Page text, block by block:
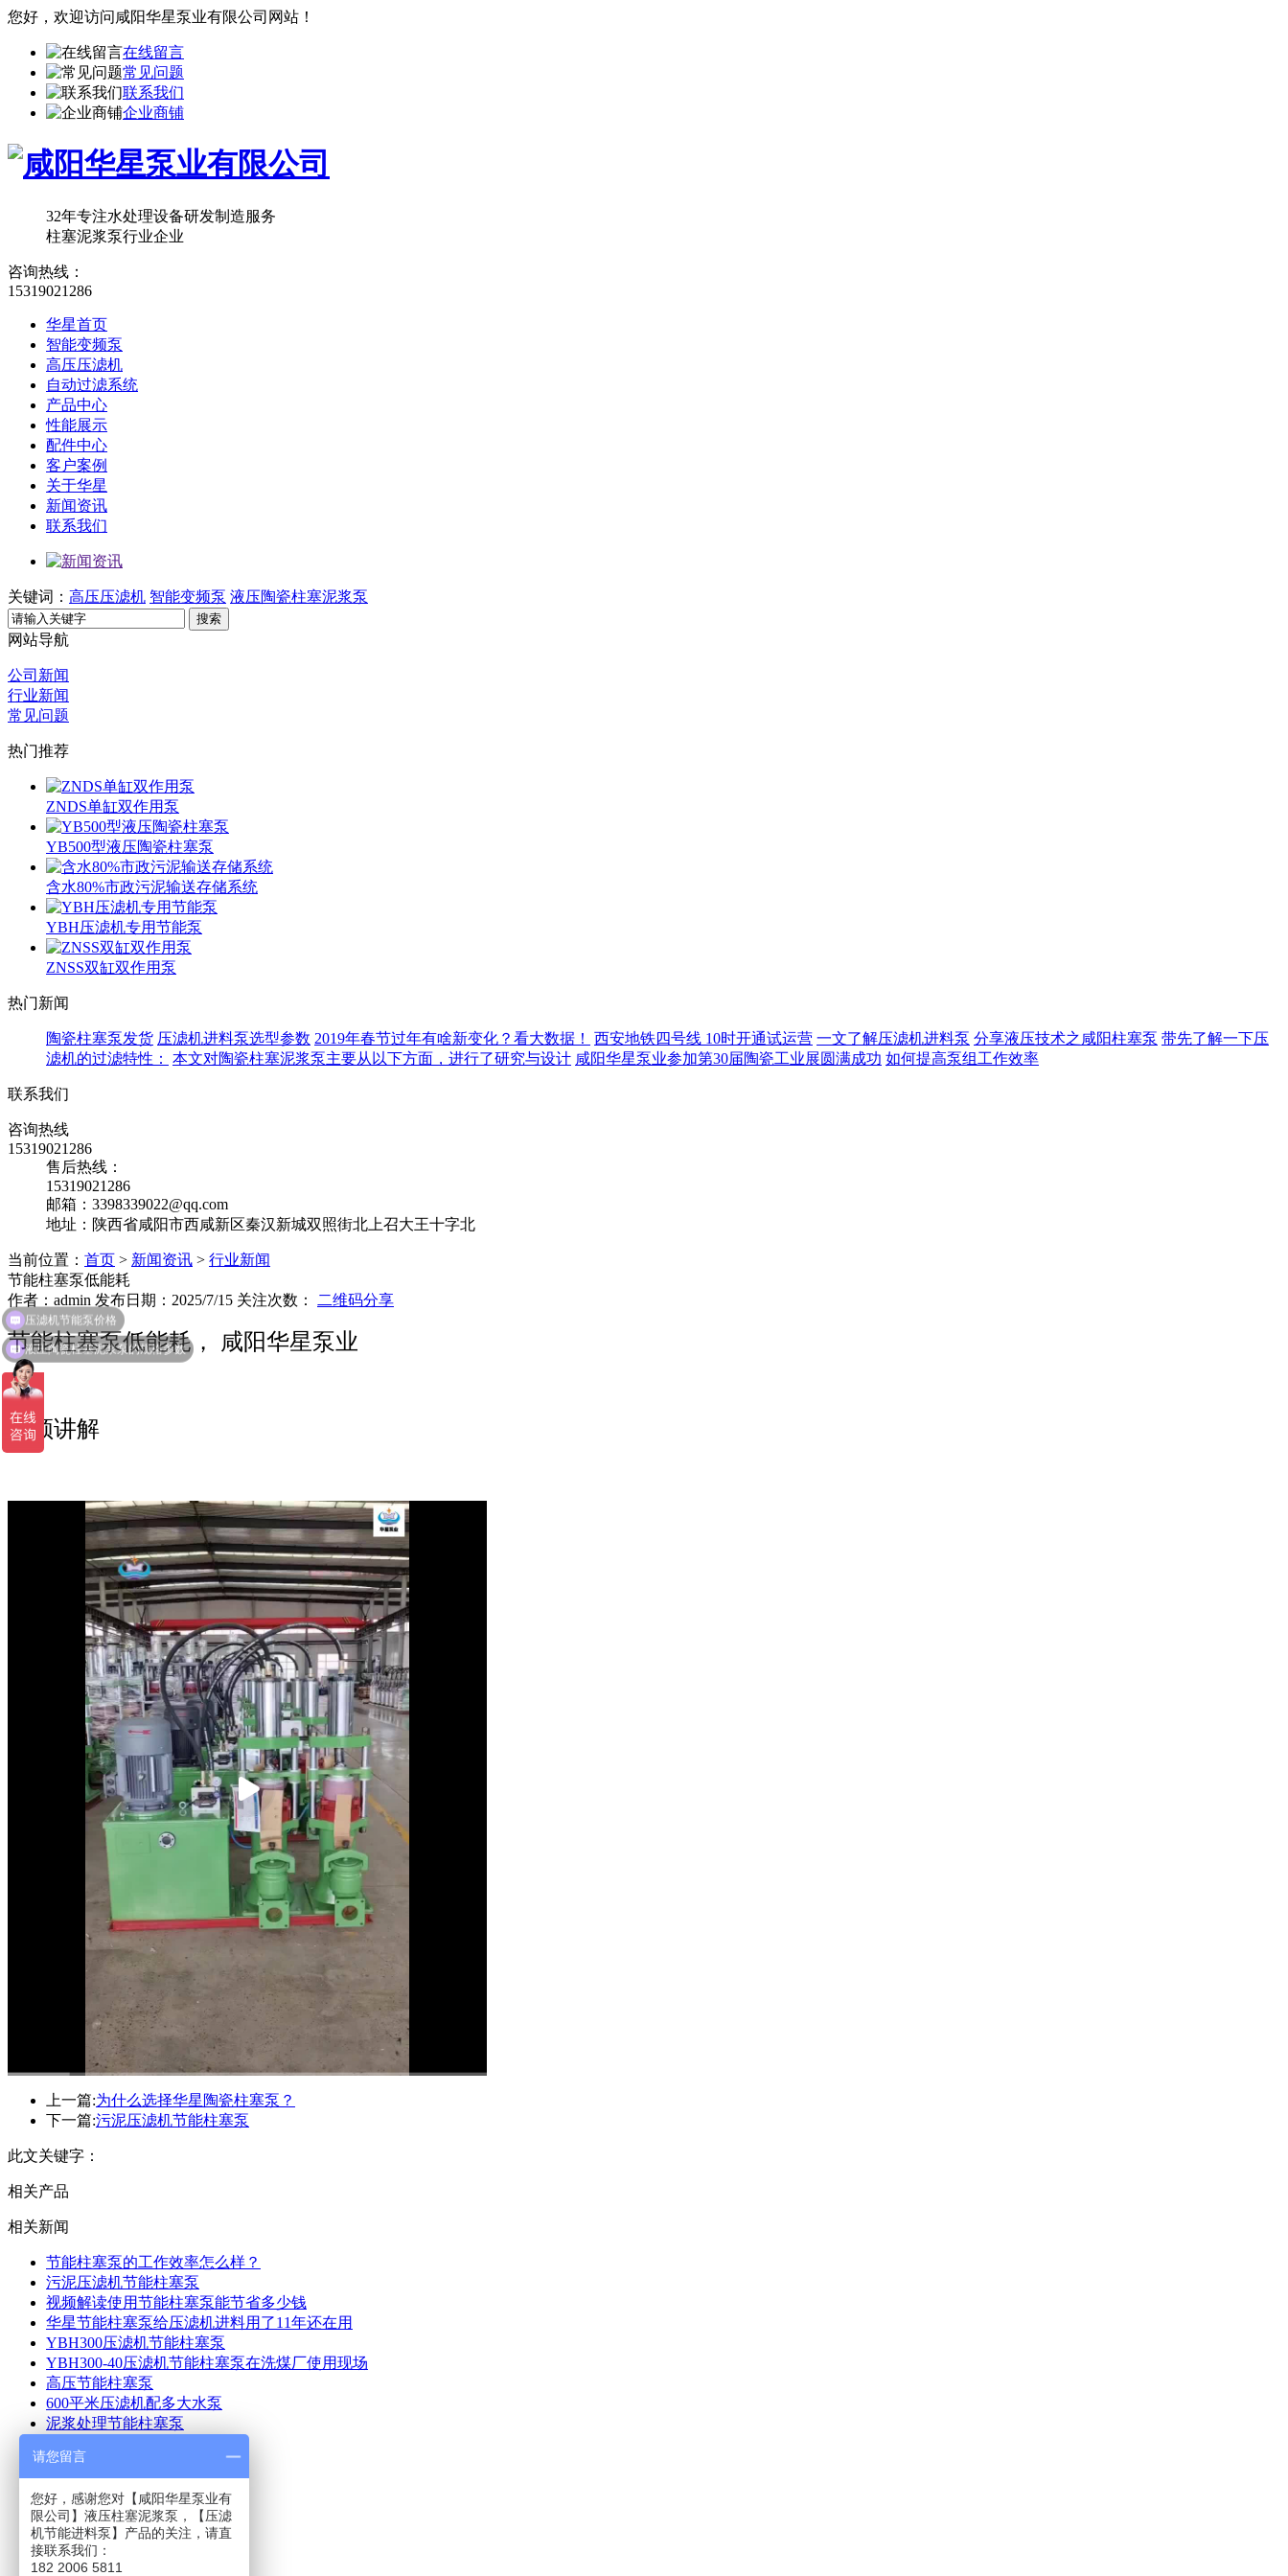
您好，欢迎访问 咸阳华星泵业有限公司 网站！
在线留言
常见问题
联系我们
企业商铺
32年专注水处理设备研发制造服务
柱塞泥浆泵行业企业
咨询热线：
15319021286
华星首页
智能变频泵
高压压滤机
自动过滤系统
产品中心
性能展示
配件中心
客户案例
关于华星
新闻资讯
联系我们
关键词： 高压压滤机 智能变频泵 液压陶瓷柱塞泥浆泵
搜索
网站导航
公司新闻
行业新闻
常见问题
热门推荐
ZNDS单缸双作用泵
YB500型液压陶瓷柱塞泵
含水80%市政污泥输送存储系统
YBH压滤机专用节能泵
ZNSS双缸双作用泵
热门新闻
陶瓷柱塞泵发货 压滤机进料泵选型参数 2019年春节过年有啥新变化？看大数据！ 西安地铁四号线 10时开通试运营 一文了解压滤机进料泵 分享液压技术之咸阳柱塞泵 带先了解一下压
滤机的过滤特性：
本文对陶瓷柱塞泥浆泵主要从以下方面，进行了研究与设计 咸阳华星泵业参加第30届陶瓷工业展圆满成功 如何提高泵组工作效率
联系我们
咨询热线
15319021286
售后热线：
15319021286
邮箱：3398339022@qq.com
地址：陕西省咸阳市西咸新区秦汉新城双照街北上召大王十字北
当前位置： 首页 > 新闻资讯 > 行业新闻
节能柱塞泵低能耗
作者：admin 发布日期：2025/7/15 关注次数：
二维码分享
节能柱塞泵低能耗， 咸阳华星泵业
视频讲解
上一篇:为什么选择华星陶瓷柱塞泵？
下一篇:污泥压滤机节能柱塞泵
此文关键字：
相关产品
相关新闻
节能柱塞泵的工作效率怎么样？
污泥压滤机节能柱塞泵
视频解读使用节能柱塞泵能节省多少钱
华星节能柱塞泵给压滤机进料用了11年还在用
YBH300压滤机节能柱塞泵
YBH300-40压滤机节能柱塞泵在洗煤厂使用现场
高压节能柱塞泵
600平米压滤机配多大水泵
泥浆处理节能柱塞泵
华星首页
智能变频泵
高压压滤机
自动过滤系统
产品中心
性能展示
压滤机节能泵价格
液压陶瓷柱塞泥浆泵的规格参数
请您留言
您好，感谢您对【咸阳华星泵业有
限公司】液压柱塞泥浆泵，【压滤
机节能进料泵】产品的关注，请直
接联系我们：
182 2006 5811